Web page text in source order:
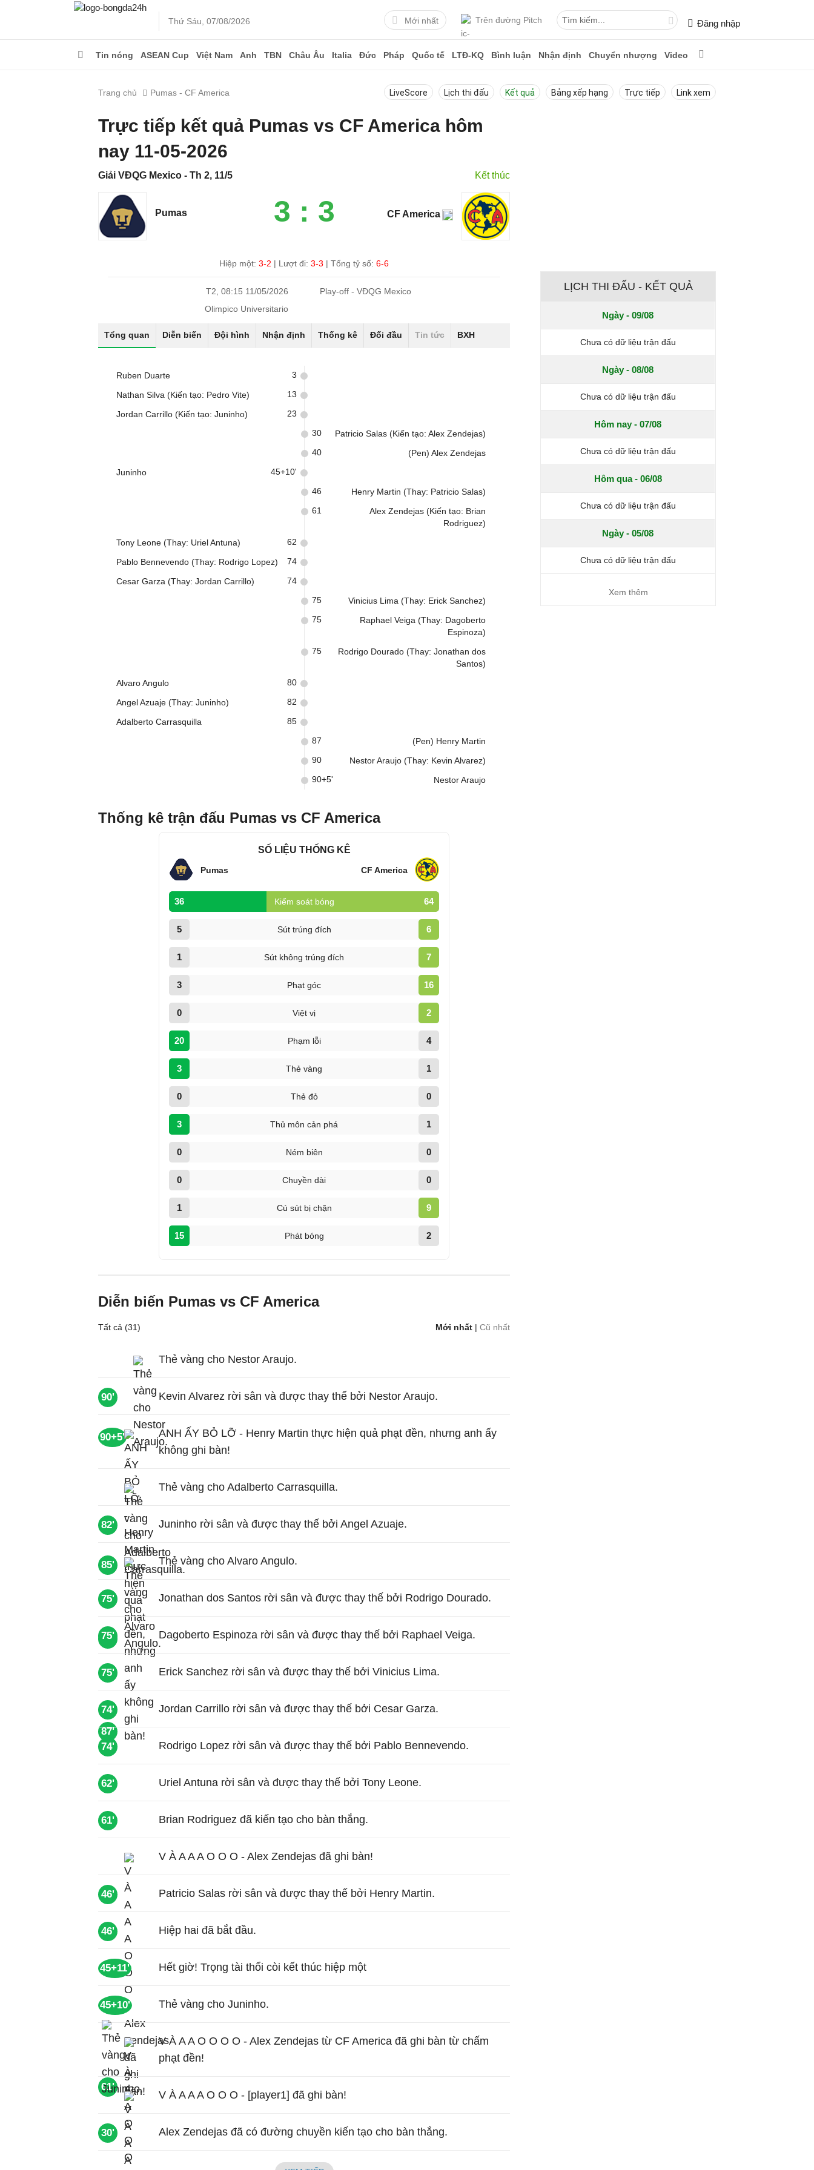
Thứ Sáu, 07/08/2026 Mới nhất Trên đường Pitch Đăng nhập
Tin nóng ASEAN Cup Việt Nam Anh TBN Châu Âu Italia Đức Pháp Quốc tế LTĐ-KQ Bình luận Nhận định Chuyển nhượng Video
Trang chủ Pumas - CF America LiveScore Lịch thi đấu Kết quả Bảng xếp hạng Trực tiếp Link xem
Trực tiếp kết quả Pumas vs CF America hôm
nay 11-05-2026
Giải VĐQG Mexico - Th 2, 11/5 Kết thúc
Pumas 3 : 3 CF America
Hiệp một:3-2 | Lượt đi:3-3 | Tổng tỷ số:6-6
T2, 08:15 11/05/2026
Play-off - VĐQG Mexico
Olimpico Universitario
Tổng quan Diễn biến Đội hình Nhận định Thống kê Đối đầu Tin tức BXH
Ruben Duarte 3
Nathan Silva (Kiến tạo: Pedro Vite) 13
Jordan Carrillo (Kiến tạo: Juninho) 23
Patricio Salas (Kiến tạo: Alex Zendejas)
30
(Pen) Alex Zendejas
40
Juninho 45+10'
Henry Martin (Thay: Patricio Salas)
46
Alex Zendejas (Kiến tạo: Brian
Rodriguez)
61
Tony Leone (Thay: Uriel Antuna) 62
Pablo Bennevendo (Thay: Rodrigo Lopez) 74
Cesar Garza (Thay: Jordan Carrillo) 74
Vinicius Lima (Thay: Erick Sanchez)
75
Raphael Veiga (Thay: Dagoberto
Espinoza)
75
Rodrigo Dourado (Thay: Jonathan dos
Santos)
75
Alvaro Angulo 80
Angel Azuaje (Thay: Juninho) 82
Adalberto Carrasquilla 85
(Pen) Henry Martin
87
Nestor Araujo (Thay: Kevin Alvarez)
90
Nestor Araujo
90+5'
Thống kê trận đấu Pumas vs CF America
SỐ LIỆU THỐNG KÊ
Pumas CF America
36 Kiểm soát bóng 64
5 Sút trúng đích 6
1 Sút không trúng đích 7
3 Phạt góc 16
0 Việt vị 2
20 Phạm lỗi 4
3 Thẻ vàng 1
0 Thẻ đỏ 0
3 Thủ môn cản phá 1
0 Ném biên 0
0 Chuyền dài 0
1 Cú sút bị chặn 9
15 Phát bóng 2
Diễn biến Pumas vs CF America
Tất cả (31) Mới nhất |Cũ nhất
90+5'
Thẻ vàng cho Nestor Araujo.
90' Kevin Alvarez rời sân và được thay thế bởi Nestor Araujo.
87'
ANH ẤY BỎ LỠ - Henry Martin thực hiện quả phạt đền, nhưng anh ấy
không ghi bàn!
85'
Thẻ vàng cho Adalberto Carrasquilla.
82' Juninho rời sân và được thay thế bởi Angel Azuaje.
80'
Thẻ vàng cho Alvaro Angulo.
75' Jonathan dos Santos rời sân và được thay thế bởi Rodrigo Dourado.
75' Dagoberto Espinoza rời sân và được thay thế bởi Raphael Veiga.
75' Erick Sanchez rời sân và được thay thế bởi Vinicius Lima.
74' Jordan Carrillo rời sân và được thay thế bởi Cesar Garza.
74' Rodrigo Lopez rời sân và được thay thế bởi Pablo Bennevendo.
62' Uriel Antuna rời sân và được thay thế bởi Tony Leone.
61' Brian Rodriguez đã kiến tạo cho bàn thắng.
61'
V À A A A O O O - Alex Zendejas đã ghi bàn!
46' Patricio Salas rời sân và được thay thế bởi Henry Martin.
46' Hiệp hai đã bắt đầu.
45+11' Hết giờ! Trọng tài thổi còi kết thúc hiệp một
45+10' Thẻ vàng cho Juninho.
V À A A O O O O - Alex Zendejas từ CF America đã ghi bàn từ chấm
phạt đền!
V À A A A O O O - [player1] đã ghi bàn!
30' Alex Zendejas đã có đường chuyền kiến tạo cho bàn thắng.
LỊCH THI ĐẤU - KẾT QUẢ
Ngày - 09/08
Chưa có dữ liệu trận đấu
Ngày - 08/08
Chưa có dữ liệu trận đấu
Hôm nay - 07/08
Chưa có dữ liệu trận đấu
Hôm qua - 06/08
Chưa có dữ liệu trận đấu
Ngày - 05/08
Chưa có dữ liệu trận đấu
Xem thêm